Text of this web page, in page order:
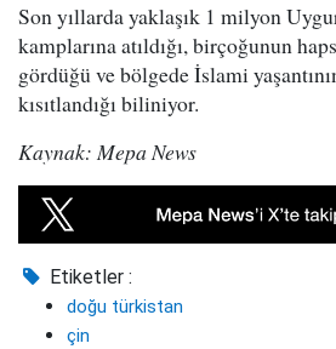
Son yıllarda yaklaşık 1 milyon
kamplarına atıldığı, birçoğunun
gördüğü ve bölgede İslami
kısıtlandığı biliniyor.
Kaynak: Mepa News
Etiketler :
doğu türkistan
çin